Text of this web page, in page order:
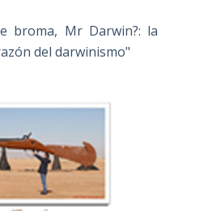
broma, Mr Darwin?: la
del darwinismo"